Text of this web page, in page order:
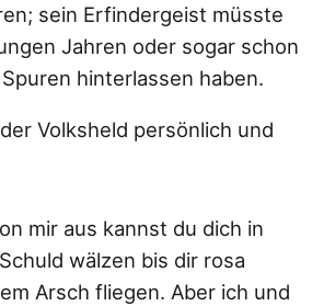
sein Erfindergeist müsste
Jahren oder sogar schon
hinterlassen haben.
Volksheld persönlich und
mir aus kannst du dich in
wälzen bis dir rosa
Arsch fliegen. Aber ich und